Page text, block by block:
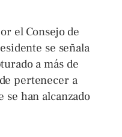
el Consejo de
se señala
a más de
pertenecer a
se han alcanzado